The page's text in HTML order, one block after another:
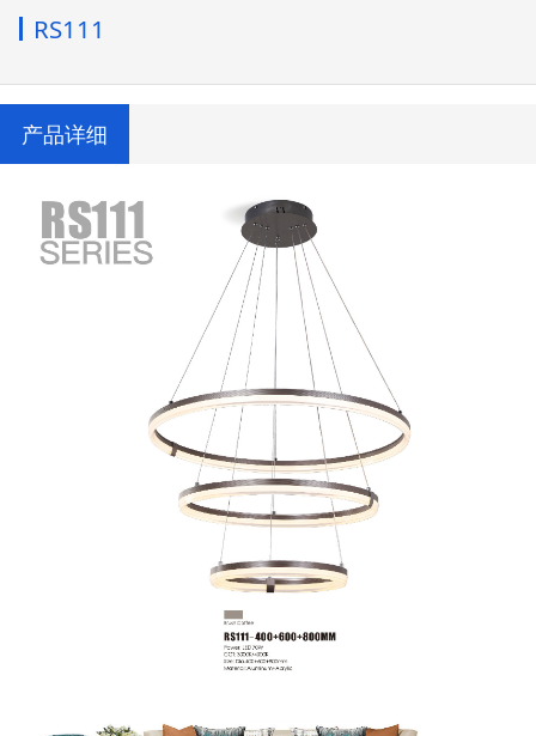
RS111
产品详细